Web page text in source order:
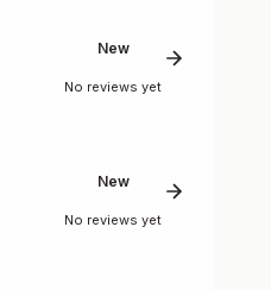
New
No reviews yet
New
No reviews yet